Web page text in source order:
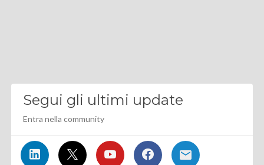
Segui gli ultimi update
Entra nella community